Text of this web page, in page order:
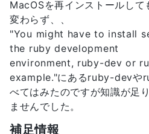
-I
/System/Library/
-r ./siteconf20200410-
extconf.rb
mkmf.rb can't find
/System/Library/
You might have to
for the ruby development
example.
MacOSを再インストールし
変わらず、、
"You might have to install
the ruby development
environment, ruby-dev or
example."にあるruby-devや
べてはみたのですが知識が足
ませんでした。
補足情報